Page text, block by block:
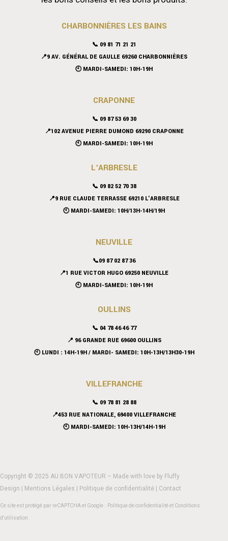
CHARBONNIÈRES LES BAINS
📞 09 81 71 21 21
📍9 AV. GÉNÉRAL DE GAULLE 69260 CHARBONNIÈRES
🕙 MARDI-SAMEDI: 10H-19H
CRAPONNE
📞 09 87 53 69 30
📍102 AVENUE PIERRE DUMOND 69290 CRAPONNE
🕙 MARDI-SAMEDI: 10H-19H
L’ARBRESLE
📞 09 82 52 70 38
📍9 RUE CLAUDE TERRASSE 69210 L’ARBRESLE
🕙 MARDI-SAMEDI: 10H/13H-14H/19H
NEUVILLE
📞09 87 02 87 36
📍1 RUE VICTOR HUGO 69250 NEUVILLE
🕙 MARDI-SAMEDI: 10H-19H
OULLINS
📞 04 78 46 46 77
📍 96 GRANDE RUE 69600 OULLINS
🕙 LUNDI : 14H-19H / MARDI- SAMEDI: 10H-13H/13H30-19H
VILLEFRANCHE
📞 09 78 81 28 88
📍453 RUE NATIONALE, 69400 VILLEFRANCHE
🕙 MARDI-SAMEDI: 10H-13H/14H-19H
Copyright © 2025 AU BON VAPOTEUR – Made with love by Fluffy
Design | Mentions Légales | Politique de confidentialité | Contact
Ce site est protégé par reCAPTCHA et Google : Politique de confidentialitéet Conditions
d’utilisation